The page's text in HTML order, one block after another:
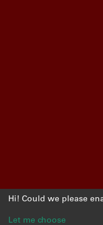
Hi! Could we please
Let me choose